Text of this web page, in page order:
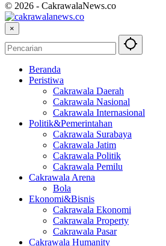
© 2026 - CakrawalaNews.co
×
Beranda
Peristiwa
Cakrawala Daerah
Cakrawala Nasional
Cakrawala Internasional
Politik&Pemerintahan
Cakrawala Surabaya
Cakrawala Jatim
Cakrawala Politik
Cakrawala Pemilu
Cakrawala Arena
Bola
Ekonomi&Bisnis
Cakrawala Ekonomi
Cakrawala Property
Cakrawala Pasar
Cakrawala Humanity